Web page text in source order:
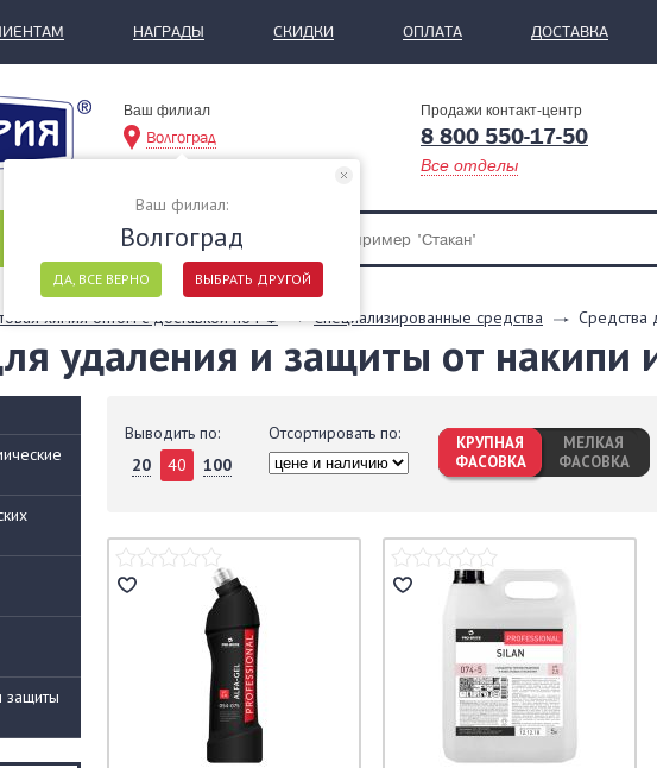
НАГРАДЫ СКИДКИ ОПЛАТА ДОСТАВКА
Ваш филиал
Волгоград
Продажи контакт-центр
8 800 550-17-50
Все отделы
Ваш филиал:
Волгоград
ДА, ВСЕ ВЕРНО ВЫБРАТЬ ДРУГОЙ
химия оптом с доставкой по РФ Специализированные средства Средства
удаления и защиты от накипи
защиты
Выводить по:
20
40 100
Отсортировать по:
КРУПНАЯ
ФАСОВКА
МЕЛКАЯ
ФАСОВКА